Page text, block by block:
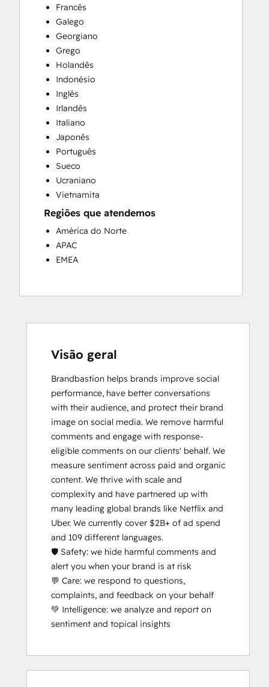
Francês
Galego
Georgiano
Grego
Holandês
Indonésio
Inglês
Irlandês
Italiano
Japonês
Português
Sueco
Ucraniano
Vietnamita
Regiões que atendemos
América do Norte
APAC
EMEA
Visão geral
Brandbastion helps brands improve social
performance, have better conversations
with their audience, and protect their brand
image on social media. We remove harmful
comments and engage with response-
eligible comments on our clients' behalf. We
measure sentiment across paid and organic
content. We thrive with scale and
complexity and have partnered up with
many leading global brands like Netflix and
Uber. We currently cover $2B+ of ad spend
and 109 different languages.
🛡️ Safety: we hide harmful comments and
alert you when your brand is at risk
💬 Care: we respond to questions,
complaints, and feedback on your behalf
💚 Intelligence: we analyze and report on
sentiment and topical insights